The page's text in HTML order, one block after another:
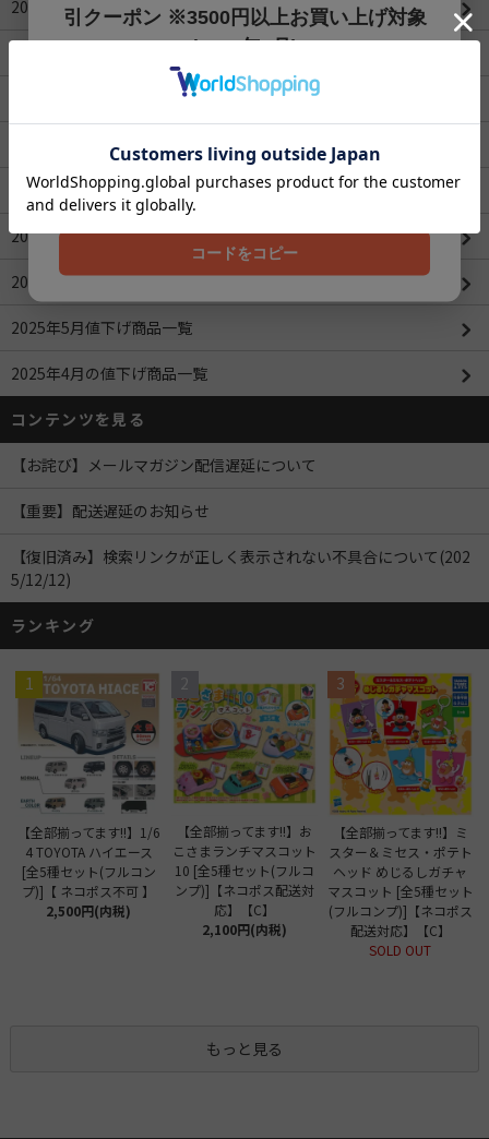
2026年1月値下げ商品一覧
2025年11月値下げ商品一覧
2025年10月値下げ商品一覧
2025年9月値下げ商品一覧
2025年8月値下げ商品一覧
2025年6月値下げ商品一覧
2025年5月値下げ商品一覧
2025年4月の値下げ商品一覧
コンテンツを見る
【お詫び】メールマガジン配信遅延について
【重要】配送遅延のお知らせ
【復旧済み】検索リンクが正しく表示されない不具合について(202
5/12/12)
ランキング
1
【全部揃ってます!!】1/6
4 TOYOTA ハイエース
[全5種セット(フルコン
プ)]【 ネコポス不可 】
2,500円(内税)
2
【全部揃ってます!!】お
こさまランチマスコット
10 [全5種セット(フルコ
ンプ)]【ネコポス配送対
応】【C】
2,100円(内税)
3
【全部揃ってます!!】ミ
スター＆ミセス・ポテト
ヘッド めじるしガチャ
マスコット [全5種セット
(フルコンプ)]【ネコポス
配送対応】【C】
SOLD OUT
もっと見る
引クーポン ※3500円以上お買い上げ対象
(2026年8月)
【200円OFFクーポン】3500円以上お買上げでご利用可能
です!! 8月1日～8月31日まで
202608
コードをコピー